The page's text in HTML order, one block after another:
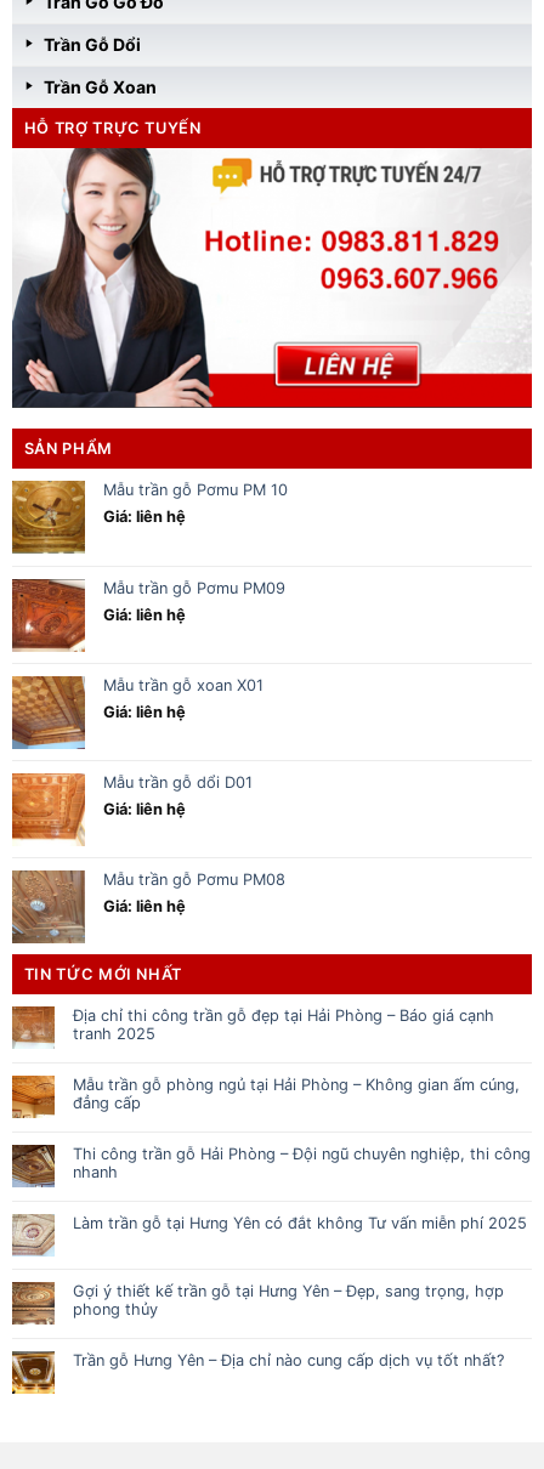
Trần Gỗ Dổi
Trần Gỗ Xoan
HỖ TRỢ TRỰC TUYẾN
SẢN PHẨM
Mẫu trần gỗ Pơmu PM 10
Giá: liên hệ
Mẫu trần gỗ Pơmu PM09
Giá: liên hệ
Mẫu trần gỗ xoan X01
Giá: liên hệ
Mẫu trần gỗ dổi D01
Giá: liên hệ
Mẫu trần gỗ Pơmu PM08
Giá: liên hệ
TIN TỨC MỚI NHẤT
Địa chỉ thi công trần gỗ đẹp tại Hải Phòng – Báo giá cạnh
tranh 2025
Mẫu trần gỗ phòng ngủ tại Hải Phòng – Không gian ấm cúng,
đẳng cấp
Thi công trần gỗ Hải Phòng – Đội ngũ chuyên nghiệp, thi công
nhanh
Làm trần gỗ tại Hưng Yên có đắt không Tư vấn miễn phí 2025
Gợi ý thiết kế trần gỗ tại Hưng Yên – Đẹp, sang trọng, hợp
phong thủy
Trần gỗ Hưng Yên – Địa chỉ nào cung cấp dịch vụ tốt nhất?